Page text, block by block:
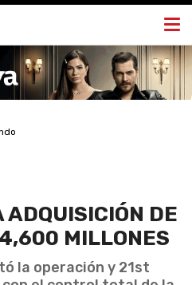
DE
MILLONES
la operación y 21st